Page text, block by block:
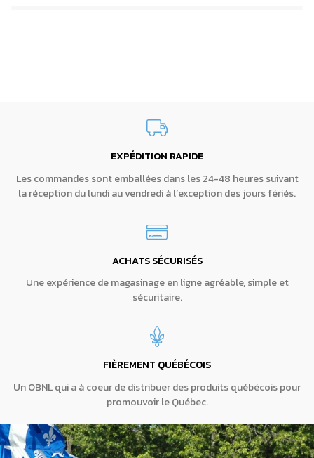
EXPÉDITION RAPIDE
Les commandes sont emballées dans les 24-48 heures suivant
la réception du lundi au vendredi à l’exception des jours fériés.
ACHATS SÉCURISÉS
Une expérience de magasinage en ligne agréable, simple et
sécuritaire.
FIÈREMENT QUÉBÉCOIS
Un OBNL qui a à coeur de distribuer des produits québécois pour
promouvoir le Québec.